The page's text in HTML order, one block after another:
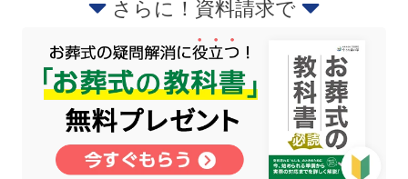
さらに！資料請求で